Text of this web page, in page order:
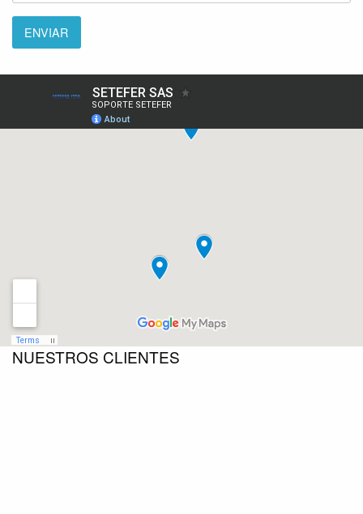
NUESTROS CLIENTES